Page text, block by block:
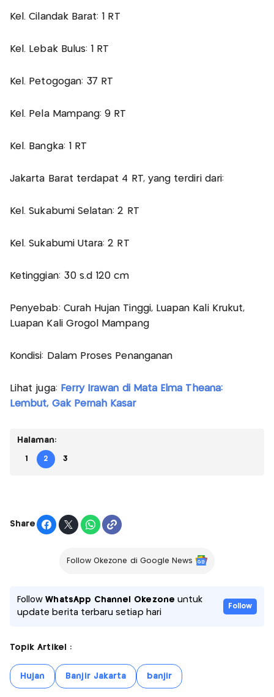
Kel. Cilandak Barat: 1 RT
Kel. Lebak Bulus: 1 RT
Kel. Petogogan: 37 RT
Kel. Pela Mampang: 9 RT
Kel. Bangka: 1 RT
Jakarta Barat terdapat 4 RT, yang terdiri dari:
Kel. Sukabumi Selatan: 2 RT
Kel. Sukabumi Utara: 2 RT
Ketinggian: 30 s.d 120 cm
Penyebab: Curah Hujan Tinggi, Luapan Kali Krukut,
Luapan Kali Grogol Mampang
Kondisi: Dalam Proses Penanganan
Lihat juga: Ferry Irawan di Mata Elma Theana:
Lembut, Gak Pernah Kasar
Halaman:
1 2 3
Share
Follow Okezone di Google News
FollowWhatsApp Channel Okezone untuk
update berita terbaru setiap hari
Follow
Topik Artikel :
Hujan Banjir Jakarta banjir